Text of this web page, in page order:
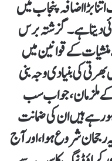
بڑا اضافہ پنجاب میں
دیتا ہے۔ گزشتہ برس
منشیات کے قوانین میں
کی بنیادی وجہ بنی
ملزمان، جو اب سب
رہے ہیں ان کی ضمانت
شروع ہوا، اور آج